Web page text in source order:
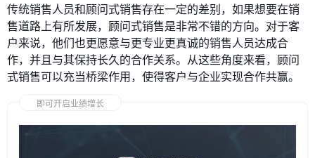
传统销售人员和顾问式销售存在一定的差别，如果想要在销
售道路上有所发展，顾问式销售是非常不错的方向。对于客
户来说，他们也更愿意与更专业更真诚的销售人员达成合
作，并且与其保持长久的合作关系。从这些角度来看，顾问
式销售可以充当桥梁作用，使得客户与企业实现合作共赢。
即可开启业绩增长